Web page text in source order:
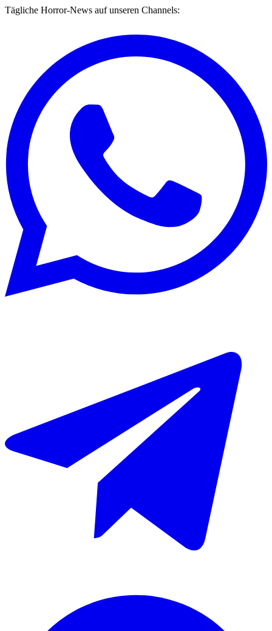
Tägliche Horror-News auf unseren Channels: